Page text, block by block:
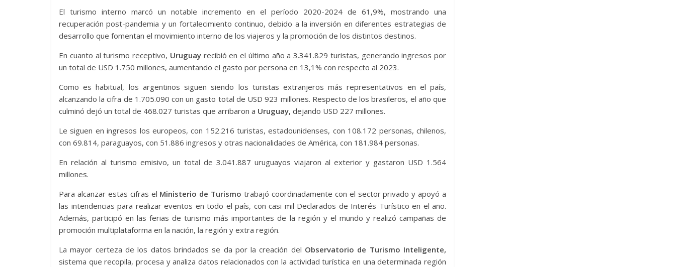
El turismo interno marcó un notable incremento en el período 2020-2024 de 61,9%, mostrando una
recuperación post-pandemia y un fortalecimiento continuo, debido a la inversión en diferentes estrategias de
desarrollo que fomentan el movimiento interno de los viajeros y la promoción de los distintos destinos.
En cuanto al turismo receptivo, Uruguayrecibió en el último año a 3.341.829 turistas, generando ingresos por
un total de USD 1.750 millones, aumentando el gasto por persona en 13,1% con respecto al 2023.
Como es habitual, los argentinos siguen siendo los turistas extranjeros más representativos en el país,
alcanzando la cifra de 1.705.090 con un gasto total de USD 923 millones. Respecto de los brasileros, el año que
culminó dejó un total de 468.027 turistas que arribaron a Uruguay, dejando USD 227 millones.
Le siguen en ingresos los europeos, con 152.216 turistas, estadounidenses, con 108.172 personas, chilenos,
con 69.814, paraguayos, con 51.886 ingresos y otras nacionalidades de América, con 181.984 personas.
En relación al turismo emisivo, un total de 3.041.887 uruguayos viajaron al exterior y gastaron USD 1.564
millones.
Para alcanzar estas cifras el Ministerio de Turismo trabajó coordinadamente con el sector privado y apoyó a
las intendencias para realizar eventos en todo el país, con casi mil Declarados de Interés Turístico en el año.
Además, participó en las ferias de turismo más importantes de la región y el mundo y realizó campañas de
promoción multiplataforma en la nación, la región y extra región.
La mayor certeza de los datos brindados se da por la creación del Observatorio de Turismo Inteligente,
sistema que recopila, procesa y analiza datos relacionados con la actividad turística en una determinada región